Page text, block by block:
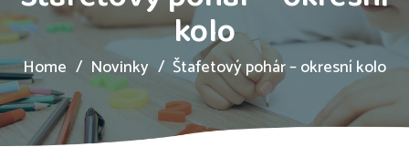
kolo
Home Novinky Štafetový pohár – okresní kolo